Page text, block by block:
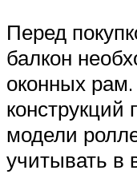
Перед
балкон
оконных
конструкций
модели
учитывать в